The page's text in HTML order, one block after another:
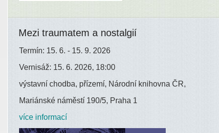
Mezi traumatem a nostalgií
Termín: 15. 6. - 15. 9. 2026
Vernisáž: 15. 6. 2026, 18:00
výstavní chodba, přízemí, Národní knihovna ČR,
Mariánské náměstí 190/5, Praha 1
více informací